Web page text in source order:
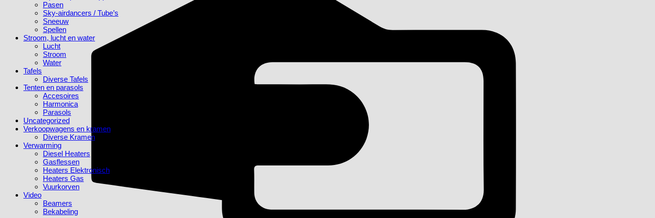
Pasen
Sky-airdancers / Tube’s
Sneeuw
Spellen
Stroom, lucht en water
Lucht
Stroom
Water
Tafels
Diverse Tafels
Tenten en parasols
Accesoires
Harmonica
Parasols
Uncategorized
Verkoopwagens en kramen
Diverse Kramen
Verwarming
Diesel Heaters
Gasflessen
Heaters Elektronisch
Heaters Gas
Vuurkorven
Video
Beamers
Bekabeling